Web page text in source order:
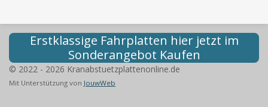
Erstklassige Fahrplatten hier jetzt im
Sonderangebot Kaufen
© 2022 - 2026 Kranabstuetzplattenonline.de
Mit Unterstützung von JouwWeb